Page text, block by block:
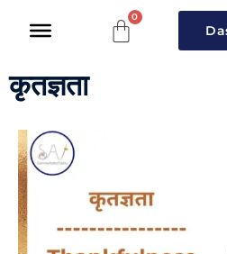
कृतज्ञता